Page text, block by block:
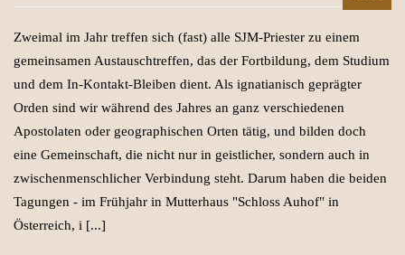
Zweimal im Jahr treffen sich (fast) alle SJM-Priester zu einem
gemeinsamen Austauschtreffen, das der Fortbildung, dem Studium
und dem In-Kontakt-Bleiben dient. Als ignatianisch geprägter
Orden sind wir während des Jahres an ganz verschiedenen
Apostolaten oder geographischen Orten tätig, und bilden doch
eine Gemeinschaft, die nicht nur in geistlicher, sondern auch in
zwischenmenschlicher Verbindung steht. Darum haben die beiden
Tagungen - im Frühjahr in Mutterhaus "Schloss Auhof" in
Österreich, i [...]